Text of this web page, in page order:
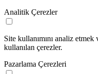
Analitik Çerezler
Site kullanımını analiz
kullanılan çerezler.
Pazarlama Çerezleri